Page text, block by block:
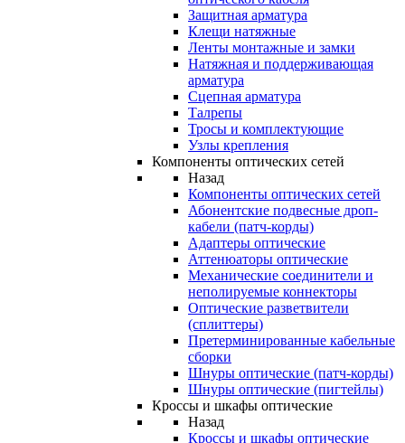
Защитная арматура
Клещи натяжные
Ленты монтажные и замки
Натяжная и поддерживающая
арматура
Сцепная арматура
Талрепы
Тросы и комплектующие
Узлы крепления
Компоненты оптических сетей
Назад
Компоненты оптических сетей
Абонентские подвесные дроп-
кабели (патч-корды)
Адаптеры оптические
Аттенюаторы оптические
Механические соединители и
неполируемые коннекторы
Оптические разветвители
(сплиттеры)
Претерминированные кабельные
сборки
Шнуры оптические (патч-корды)
Шнуры оптические (пигтейлы)
Кроссы и шкафы оптические
Назад
Кроссы и шкафы оптические